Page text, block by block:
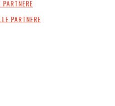
PARTNERE